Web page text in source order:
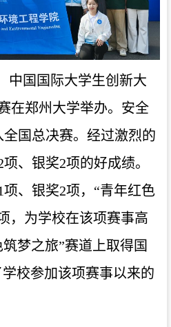
中国国际大学生创新大
在郑州大学举办。安全
国总决赛。经过激烈的
、银奖2项的好成绩。
、银奖2项，“青年红色
，为学校在该项赛事高
梦之旅”赛道上取得国
校参加该项赛事以来的